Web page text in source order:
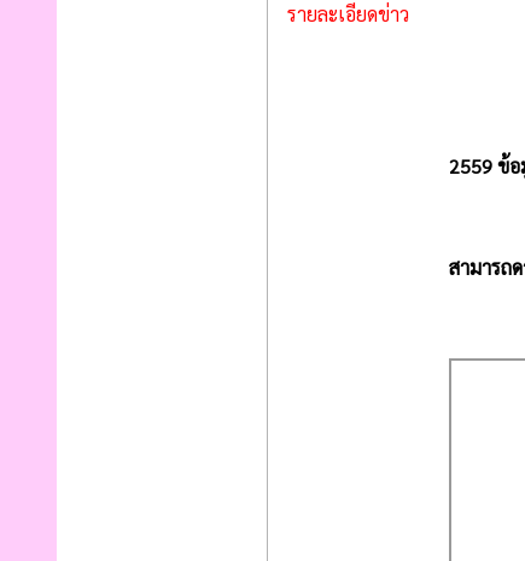
รายละเอียดข่าว
องค์ก
2559 ข้
สามารถ